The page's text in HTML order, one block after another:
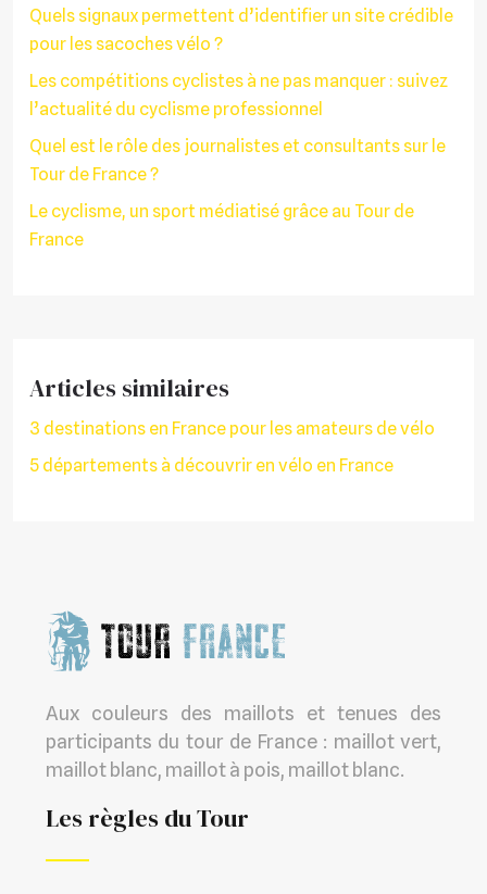
Quels signaux permettent d’identifier un site crédible
pour les sacoches vélo ?
Les compétitions cyclistes à ne pas manquer : suivez
l’actualité du cyclisme professionnel
Quel est le rôle des journalistes et consultants sur le
Tour de France ?
Le cyclisme, un sport médiatisé grâce au Tour de
France
Articles similaires
3 destinations en France pour les amateurs de vélo
5 départements à découvrir en vélo en France
Aux couleurs des maillots et tenues des
participants du tour de France : maillot vert,
maillot blanc, maillot à pois, maillot blanc.
Les règles du Tour